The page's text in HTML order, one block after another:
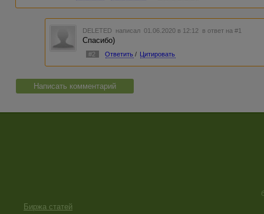
DELETED написал 01.06.2020 в 12:12 в ответ на #1
Спасибо)
#2 Ответить / Цитировать
Написать комментарий
Биржа статей